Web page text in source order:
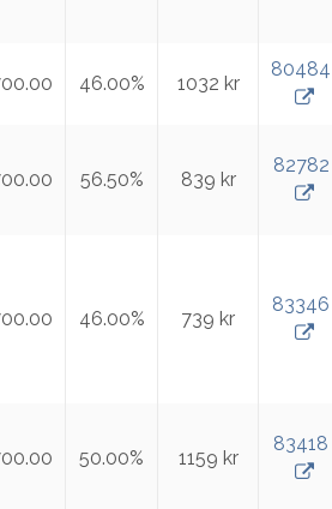
46.00% 1032 kr
80484
56.50% 839 kr
82782
46.00% 739 kr
83346
50.00% 1159 kr
83418